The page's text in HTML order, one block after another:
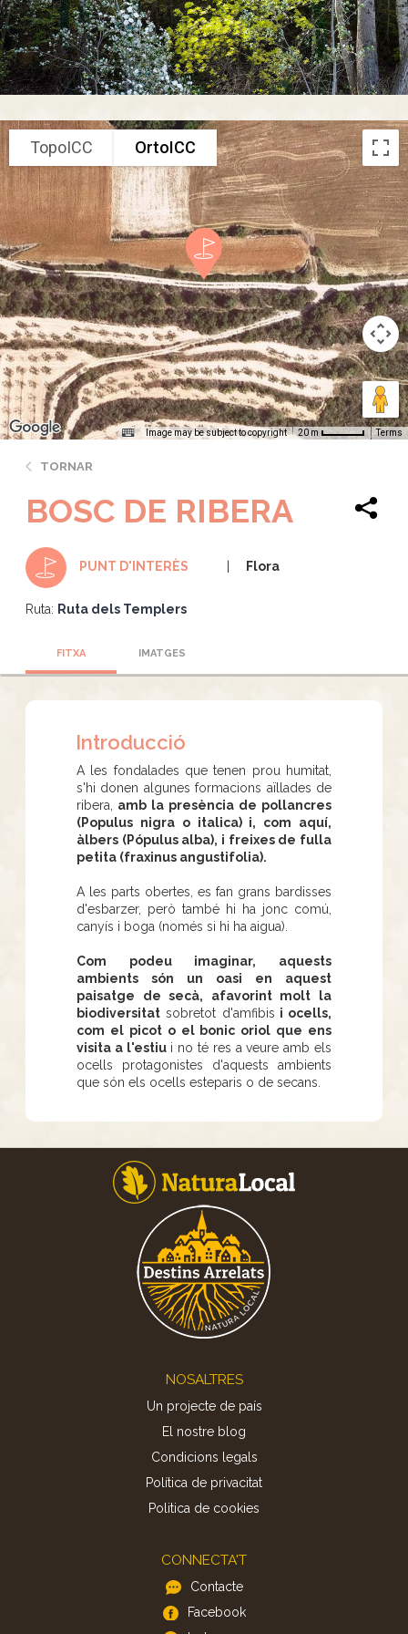
TopoICC OrtoICC
Image may be subject to copyright 20 m Terms
TORNAR
BOSC DE RIBERA
PUNT D'INTERÈS Flora
Ruta: Ruta dels Templers
FITXA IMATGES
Introducció
A les fondalades que tenen prou humitat,
s'hi donen algunes formacions aïllades de
ribera,
amb la presència de pollancres
(Populus nigra o italica) i, com aquí,
àlbers (Pópulus alba), i freixes de fulla
petita (fraxinus angustifolia).
A les parts obertes, es fan grans bardisses
d'esbarzer, però també hi ha jonc comú,
canyís i boga (només si hi ha aigua).
Com podeu imaginar, aquests
ambients són un oasi en aquest
paisatge de secà, afavorint molt la
biodiversitat sobretot d'amfibis i ocells,
com el picot o el bonic oriol que ens
visita a l'estiui no té res a veure amb els
ocells protagonistes d'aquests ambients
que són els ocells esteparis o de secans.
NOSALTRES
Un projecte de país
El nostre blog
Condicions legals
Política de privacitat
Politica de cookies
CONNECTA'T
Contacte
Facebook